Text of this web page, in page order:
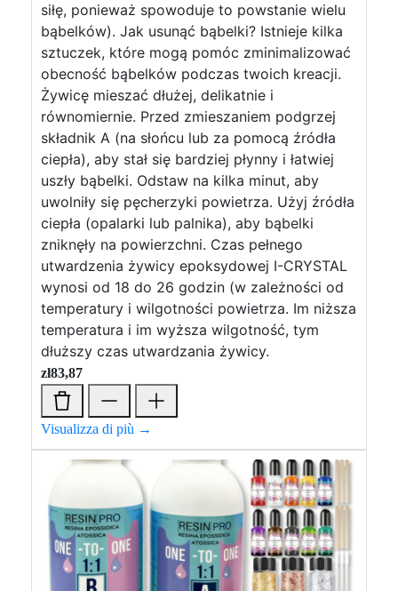
siłę, ponieważ spowoduje to powstanie wielu
bąbelków). Jak usunąć bąbelki? Istnieje kilka
sztuczek, które mogą pomóc zminimalizować
obecność bąbelków podczas twoich kreacji.
Żywicę mieszać dłużej, delikatnie i
równomiernie. Przed zmieszaniem podgrzej
składnik A (na słońcu lub za pomocą źródła
ciepła), aby stał się bardziej płynny i łatwiej
uszły bąbelki. Odstaw na kilka minut, aby
uwolniły się pęcherzyki powietrza. Użyj źródła
ciepła (opalarki lub palnika), aby bąbelki
zniknęły na powierzchni. Czas pełnego
utwardzenia żywicy epoksydowej I-CRYSTAL
wynosi od 18 do 26 godzin (w zależności od
temperatury i wilgotności powietrza. Im niższa
temperatura i im wyższa wilgotność, tym
dłuższy czas utwardzania żywicy.
zł83,87
Visualizza di più →